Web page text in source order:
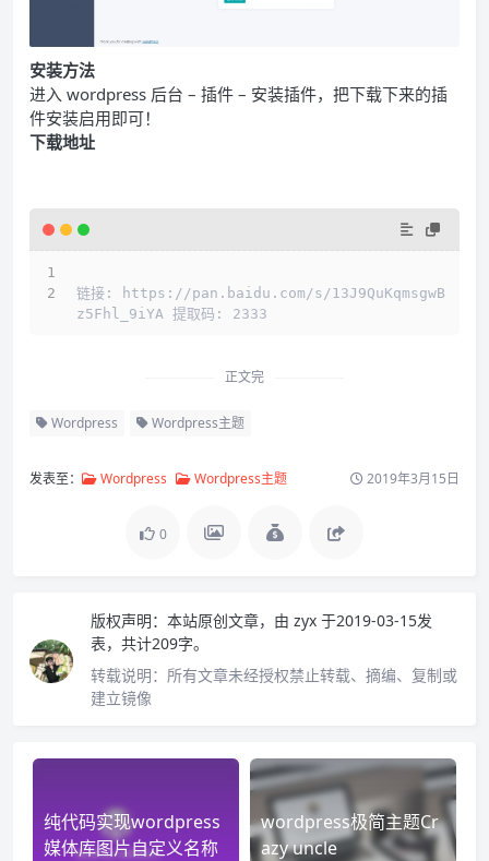
安装方法
进入 wordpress 后台 – 插件 – 安装插件，把下载下来的插
件安装启用即可！
下载地址
链接: https://pan.baidu.com/s/13J9QuKqmsgwB
z5Fhl_9iYA 提取码: 2333
正文完
Wordpress Wordpress主题
发表至： Wordpress Wordpress主题 2019年3月15日
0
版权声明： 本站原创文章，由 zyx 于2019-03-15发
表，共计209字。
转载说明： 所有文章未经授权禁止转载、摘编、复制或
建立镜像
纯代码实现wordpress
媒体库图片自定义名称
wordpress极简主题Cr
azy uncle